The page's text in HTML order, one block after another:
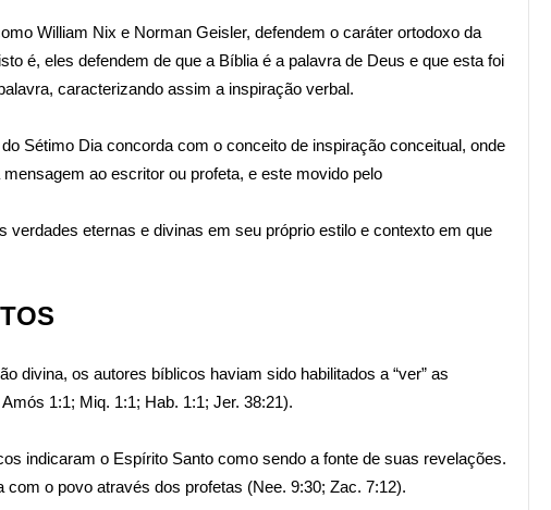
William Nix e Norman Geisler, defendem o caráter ortodoxo da
é, eles defendem de que a Bíblia é a palavra de Deus e que esta foi
caracterizando assim a inspiração verbal.
Sétimo Dia concorda com o conceito de inspiração conceitual, onde
ao escritor ou profeta, e este movido pelo
verdades eternas e divinas em seu próprio estilo e contexto em que
divina, os autores bíblicos haviam sido habilitados a “ver” as
1:1; Miq. 1:1; Hab. 1:1; Jer. 38:21).
indicaram o Espírito Santo como sendo a fonte de suas revelações.
com o povo através dos profetas (Nee. 9:30; Zac. 7:12).